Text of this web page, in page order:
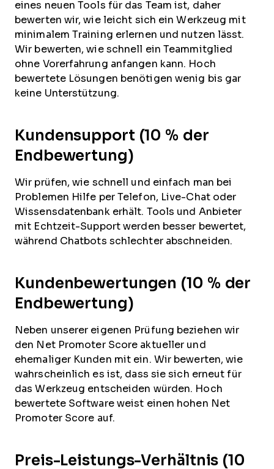
eines neuen Tools für das Team ist, daher
bewerten wir, wie leicht sich ein Werkzeug mit
minimalem Training erlernen und nutzen lässt.
Wir bewerten, wie schnell ein Teammitglied
ohne Vorerfahrung anfangen kann. Hoch
bewertete Lösungen benötigen wenig bis gar
keine Unterstützung.
Kundensupport (10 % der
Endbewertung)
Wir prüfen, wie schnell und einfach man bei
Problemen Hilfe per Telefon, Live-Chat oder
Wissensdatenbank erhält. Tools und Anbieter
mit Echtzeit-Support werden besser bewertet,
während Chatbots schlechter abschneiden.
Kundenbewertungen (10 % der
Endbewertung)
Neben unserer eigenen Prüfung beziehen wir
den Net Promoter Score aktueller und
ehemaliger Kunden mit ein. Wir bewerten, wie
wahrscheinlich es ist, dass sie sich erneut für
das Werkzeug entscheiden würden. Hoch
bewertete Software weist einen hohen Net
Promoter Score auf.
Preis-Leistungs-Verhältnis (10